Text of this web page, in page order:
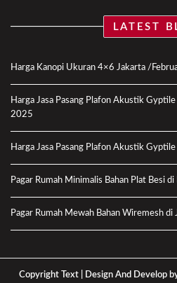
LATEST
Harga Kanopi Ukuran 4×6 Jakarta
Harga Jasa Pasang Plafon Akustik
2025
Harga Jasa Pasang Plafon Akustik Gyptile
Pagar Rumah Minimalis Bahan Plat Besi
Pagar Rumah Mewah Bahan Wiremesh di
Copyright Text | Design And Develop